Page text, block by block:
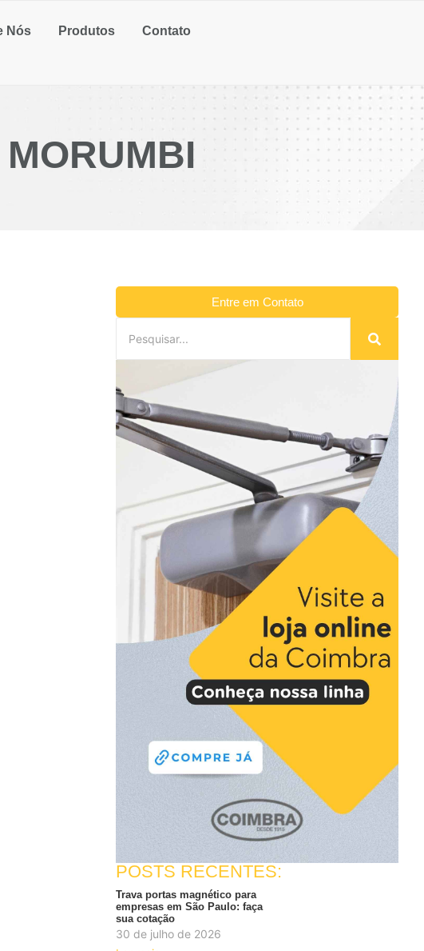
Nós Produtos Contato
Entre em Contato
POSTS RECENTES:
Trava portas magnético para
empresas em São Paulo: faça
sua cotação
30 de julho de 2026